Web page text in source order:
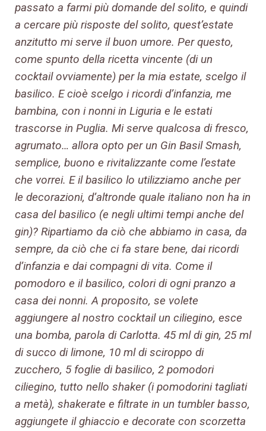
passato a farmi più domande del solito, e quindi
a cercare più risposte del solito, quest’estate
anzitutto mi serve il buon umore. Per questo,
come spunto della ricetta vincente (di un
cocktail ovviamente) per la mia estate, scelgo il
basilico. E cioè scelgo i ricordi d’infanzia, me
bambina, con i nonni in Liguria e le estati
trascorse in Puglia. Mi serve qualcosa di fresco,
agrumato… allora opto per un Gin Basil Smash,
semplice, buono e rivitalizzante come l’estate
che vorrei. E il basilico lo utilizziamo anche per
le decorazioni, d’altronde quale italiano non ha in
casa del basilico (e negli ultimi tempi anche del
gin)? Ripartiamo da ciò che abbiamo in casa, da
sempre, da ciò che ci fa stare bene, dai ricordi
d’infanzia e dai compagni di vita. Come il
pomodoro e il basilico, colori di ogni pranzo a
casa dei nonni. A proposito, se volete
aggiungere al nostro cocktail un ciliegino, esce
una bomba, parola di Carlotta. 45 ml di gin, 25 ml
di succo di limone, 10 ml di sciroppo di
zucchero, 5 foglie di basilico, 2 pomodori
ciliegino, tutto nello shaker (i pomodorini tagliati
a metà), shakerate e filtrate in un tumbler basso,
aggiungete il ghiaccio e decorate con scorzetta